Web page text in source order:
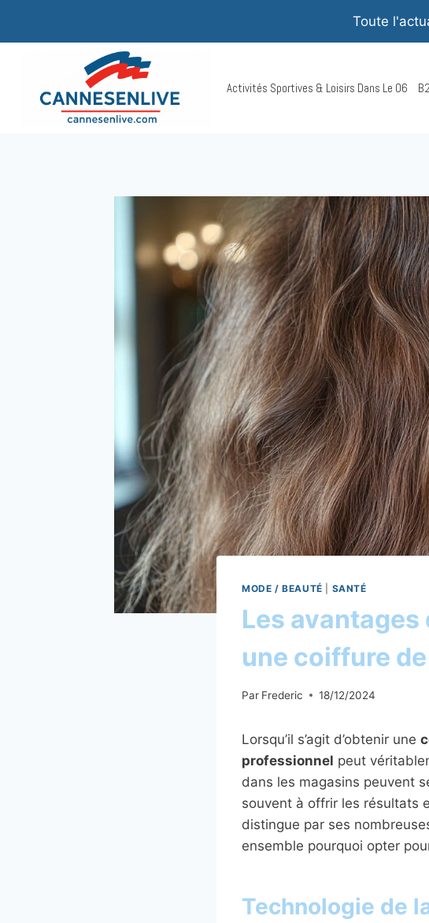
Toute
Activités Sportives & Loisirs Dans Le 06
MODE / BEAUTÉ SANTÉ
Les
une coiffure
Par Frederic 18/12/2024
Lorsqu’il s’agit d’obtenir une
professionnel peut
dans les magasins peuvent
souvent à offrir les résultats
distingue par ses
ensemble pourquoi opter
Technologie de